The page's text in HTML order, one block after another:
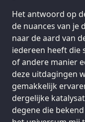
Het antwoord op
de nuances van je
naar de aard van
iedereen heeft die
of andere manier
deze uitdagingen
gemakkelijk
dergelijke
degene die